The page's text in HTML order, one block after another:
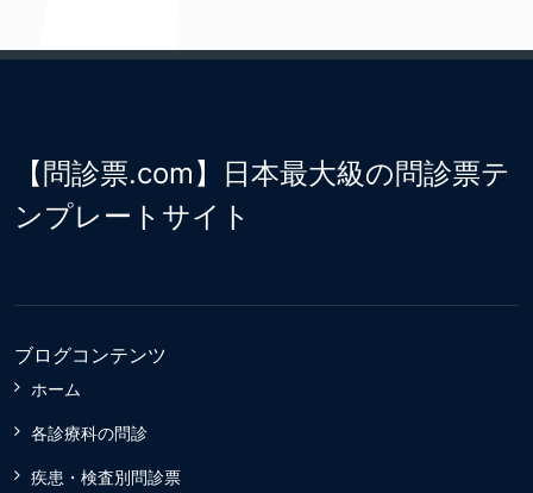
【問診票.com】日本最大級の問診票テ
ンプレートサイト
ブログコンテンツ
ホーム
各診療科の問診
疾患・検査別問診票